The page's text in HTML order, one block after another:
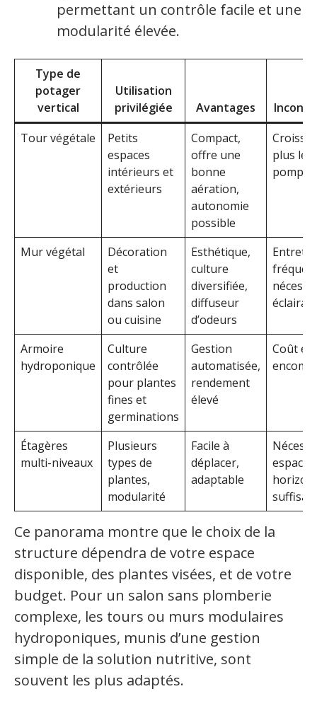
permettant un contrôle facile et une
modularité élevée.
Type de
potager
vertical
Utilisation
privilégiée
Avantages
Tour végétale
Petits
espaces
intérieurs et
extérieurs
Compact,
offre une
bonne
aération,
autonomie
possible
plus
pompe
Mur végétal
Décoration
et
production
dans salon
ou cuisine
Esthétique,
culture
diversifiée,
diffuseur
d’odeurs
Armoire
hydroponique
Culture
contrôlée
pour plantes
fines et
germinations
Gestion
automatisée,
rendement
élevé
Coût
Étagères
multi-niveaux
Plusieurs
types de
plantes,
modularité
Facile à
déplacer,
adaptable
espace
Ce panorama montre que le choix de la
structure dépendra de votre espace
disponible, des plantes visées, et de votre
budget. Pour un salon sans plomberie
complexe, les tours ou murs modulaires
hydroponiques, munis d’une gestion
simple de la solution nutritive, sont
souvent les plus adaptés.